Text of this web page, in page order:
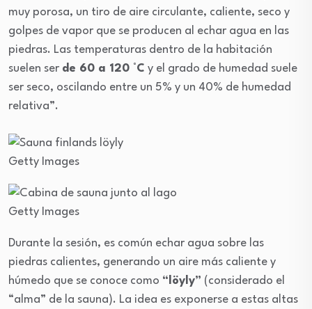
muy porosa, un tiro de aire circulante, caliente, seco y
golpes de vapor que se producen al echar agua en las
piedras. Las temperaturas dentro de la habitación
suelen ser de 60 a 120 °C y el grado de humedad suele
ser seco, oscilando entre un 5% y un 40% de humedad
relativa”.
Getty Images
Getty Images
Durante la sesión, es común echar agua sobre las
piedras calientes, generando un aire más caliente y
húmedo que se conoce como “löyly” (considerado el
“alma” de la sauna). La idea es exponerse a estas altas